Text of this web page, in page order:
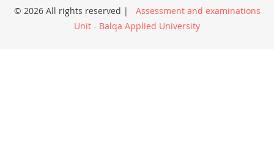
© 2026 All rights reserved |
Assessment and examinations
Unit - Balqa Applied University